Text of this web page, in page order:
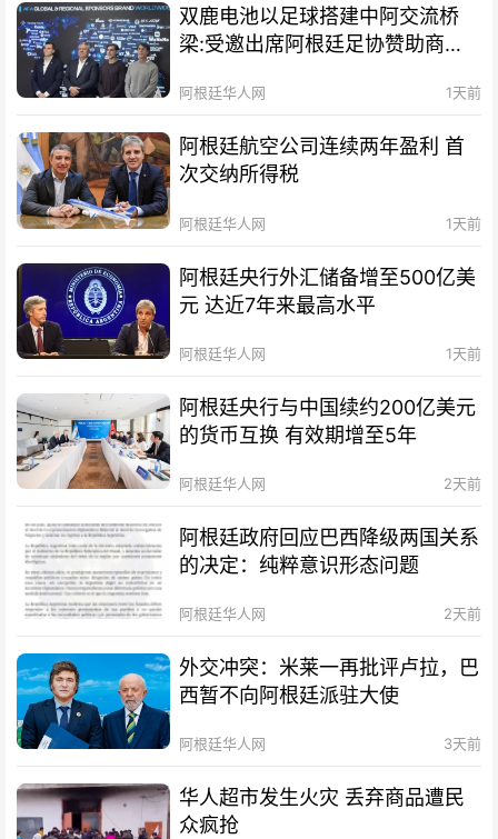
双鹿电池以足球搭建中阿交流桥
梁:受邀出席阿根廷足协赞助商招
阿根廷华人网 1天前
阿根廷航空公司连续两年盈利 首
次交纳所得税
阿根廷华人网 1天前
阿根廷央行外汇储备增至500亿美
元 达近7年来最高水平
阿根廷华人网 1天前
阿根廷央行与中国续约200亿美元
的货币互换 有效期增至5年
阿根廷华人网 2天前
阿根廷政府回应巴西降级两国关系
的决定：纯粹意识形态问题
阿根廷华人网 2天前
外交冲突：米莱一再批评卢拉，巴
西暂不向阿根廷派驻大使
阿根廷华人网 3天前
华人超市发生火灾 丢弃商品遭民
众疯抢